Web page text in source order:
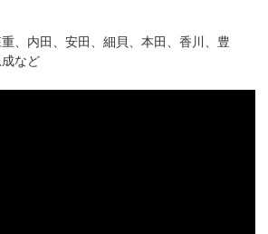
、内田、安田、細貝、本田、香川、豊
など